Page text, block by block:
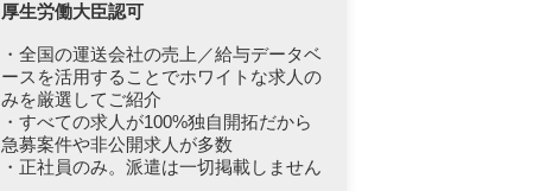
厚生労働大臣認可
・全国の運送会社の売上／給与データベ
ースを活用することでホワイトな求人の
みを厳選してご紹介
・すべての求人が100%独自開拓だから
急募案件や非公開求人が多数
・正社員のみ。派遣は一切掲載しません